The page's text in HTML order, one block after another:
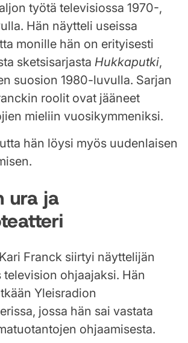
työtä televisiossa 1970-,
Hän näytteli useissa
monille hän on erityisesti
sketsisarjasta Hukkaputki,
suosion 1980-luvulla. Sarjan
roolit ovat jääneet
mieliin vuosikymmeniksi.
hän löysi myös uudenlaisen
ura ja
Franck siirtyi näyttelijän
ohjaajaksi. Hän
Yleisradion
jossa hän sai vastata
ohjaamisesta.